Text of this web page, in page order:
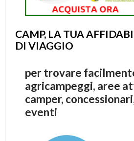
CAMP, LA TUA
DI VIAGGIO
per trovare
agricampeggi, aree
camper,
eventi